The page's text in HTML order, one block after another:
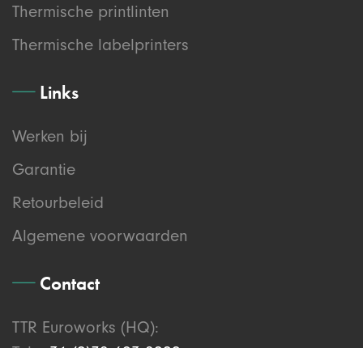
Thermische printlinten
Thermische labelprinters
Links
Werken bij
Garantie
Retourbeleid
Algemene voorwaarden
Contact
TTR Euroworks (HQ):